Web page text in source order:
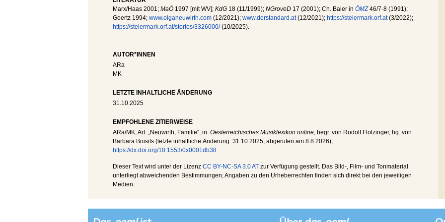
Marx/Haas 2001; MaÖ 1997 [mit WV]; KdG 18 (11/1999); NGroveD 17 (2001); Ch. Baier in ÖMZ46/7-8 (1991);
Goertz 1994; www.olganeuwirth.com (12/2021); www.derstandard.at(12/2021); https://steiermark.orf.at(3/2022);
https://steiermark.orf.at/stories/3326000/(10/2025).
AUTOR*INNEN
ARa
MK
LETZTE INHALTLICHE ÄNDERUNG
31.10.2025
EMPFOHLENE ZITIERWEISE
ARa/MK, Art. „Neuwirth, Familie“, in: Oesterreichisches Musiklexikon online, begr. von Rudolf Flotzinger, hg. von
Barbara Boisits (letzte inhaltliche Änderung: 31.10.2025, abgerufen am 8.8.2026),
https://dx.doi.org/10.1553/0x0001db38
Dieser Text wird unter der Lizenz CC BY-NC-SA 3.0 AT zur Verfügung gestellt. Das Bild-, Film- und Tonmaterial
unterliegt abweichenden Bestimmungen; Angaben zu den Urheberrechten finden sich direkt bei den jeweiligen
Medien.